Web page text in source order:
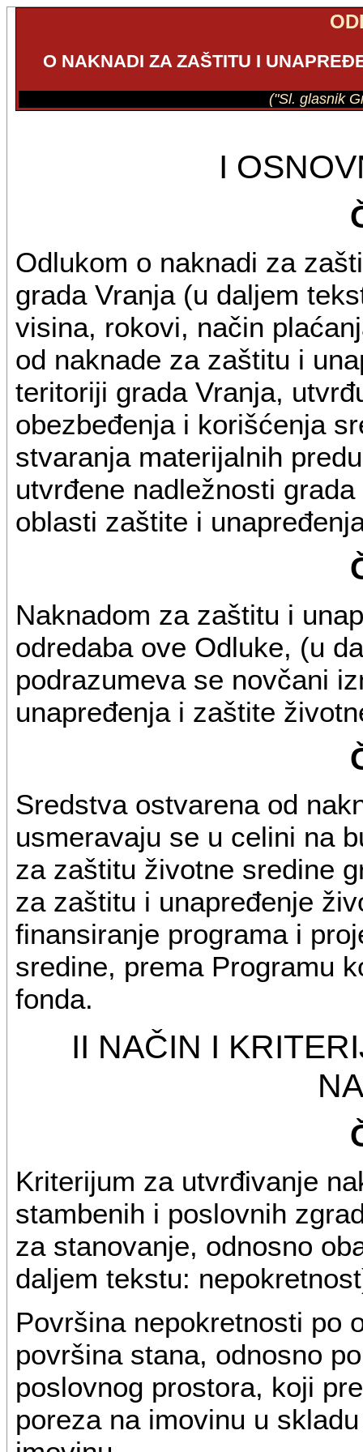
O NAKNADI ZA ZAŠTITU I
("Sl. glasnik
I
Odlukom o naknadi za
grada Vranja (u daljem
visina, rokovi, način
od naknade za zaštitu i
teritoriji grada Vranja,
obezbeđenja i korišćenja
stvaranja materijalnih
utvrđene nadležnosti
oblasti zaštite i
Naknadom za zaštitu i
odredaba ove Odluke, (u
podrazumeva se novčani
unapređenja i zaštite
Sredstva ostvarena od
usmeravaju se u celini na
za zaštitu životne sredine
za zaštitu i unapređenje
finansiranje programa i
sredine, prema Programu
fonda.
II NAČIN I
Kriterijum za utvrđivanje
stambenih i poslovnih
za stanovanje, odnosno
daljem tekstu:
Površina nepokretnosti po
površina stana, odnosno
poslovnog prostora, koji
poreza na imovinu u